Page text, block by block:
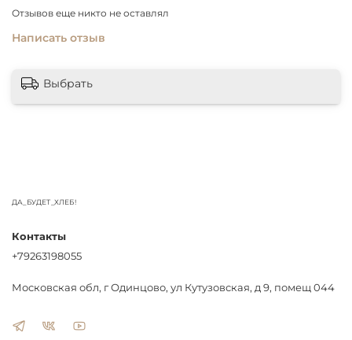
Отзывов еще никто не оставлял
Написать отзыв
Выбрать
ДА_БУДЕТ_ХЛЕБ!
Контакты
+79263198055
Московская обл, г Одинцово, ул Кутузовская, д 9, помещ 044